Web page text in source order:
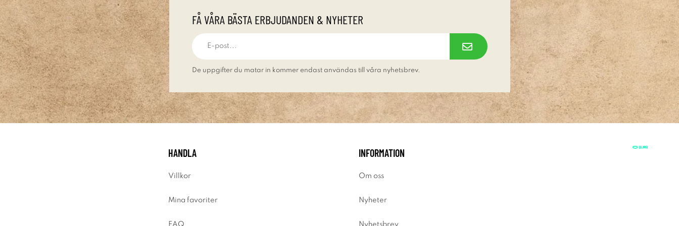
FÅ VÅRA BÄSTA ERBJUDANDEN & NYHETER
De uppgifter du matar in kommer endast användas till våra nyhetsbrev.
HANDLA
Villkor
Mina favoriter
FAQ
INFORMATION
Om oss
Nyheter
Nyhetsbrev